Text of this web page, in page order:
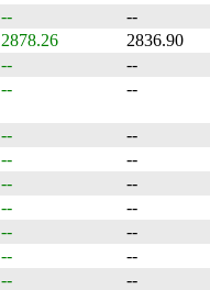
--
--
2878.26
2836.90
--
--
-- --
--
--
--
--
--
--
--
--
--
--
--
--
--
--